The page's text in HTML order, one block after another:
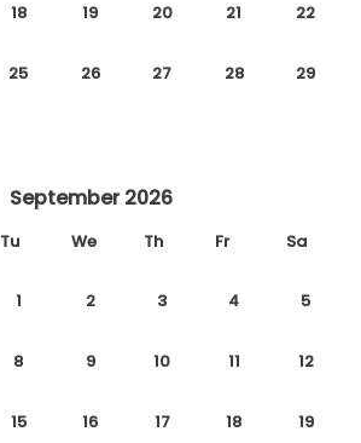
18 19 20 21 22
25 26 27 28 29
September 2026
Tu We Th Fr Sa
1 2 3 4 5
8 9 10 11 12
15 16 17 18 19